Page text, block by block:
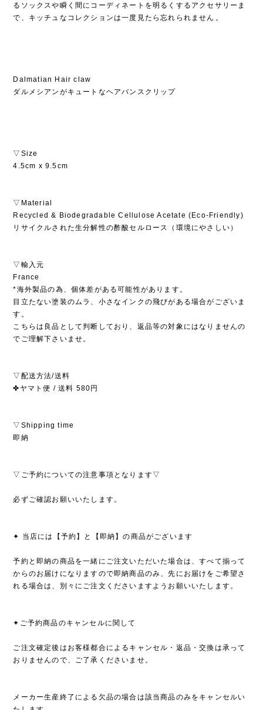
るソックスや瞬く間にコーディネートを明るくするアクセサリーま
で、キッチュなコレクションは一度見たら忘れられません⁡。
Dalmatian Hair claw
ダルメシアンがキュートなヘアバンスクリップ
▽Size
4.5cm x 9.5cm
▽Material
Recycled & Biodegradable Cellulose Acetate (Eco-Friendly)
リサイクルされた生分解性の酢酸セルロース（環境にやさしい）
▽輸入元
France
*海外製品の為、個体差がある可能性があります。
目立たない塗装のムラ、小さなインクの飛びがある場合がございま
す。
こちらは良品として判断しており、返品等の対象にはなりませんの
でご理解下さいませ。
▽配送方法/送料
✤ヤマト便 / 送料 580円
▽Shipping time
即納
▽ご予約についての注意事項となります▽
必ずご確認お願いいたします。
✦ 当店には【予約】と【即納】の商品がございます
予約と即納の商品を一緒にご注文いただいた場合は、すべて揃って
からのお届けになりますので即納商品のみ、先にお届けをご希望さ
れる場合は、別々にご注文くださいますようお願いいたします。
✦ご予約商品のキャンセルに関して
ご注文確定後はお客様都合によるキャンセル・返品・交換は承って
おりませんので、ご了承くださいませ。
メーカー生産終了による欠品の場合は該当商品のみをキャンセルい